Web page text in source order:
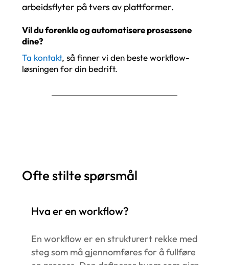
arbeidsflyter på tvers av plattformer.
Vil du forenkle og automatisere prosessene
dine?
Ta kontakt, så finner vi den beste workflow-
løsningen for din bedrift.
Ofte stilte spørsmål
Hva er en workflow?
En workflow er en strukturert rekke med
steg som må gjennomføres for å fullføre